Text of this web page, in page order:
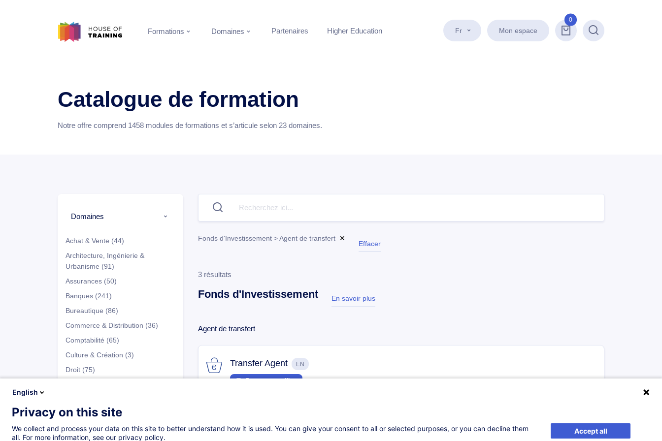
Fr Mon espace
0
Recherche
Formations Domaines Partenaires Higher Education
Catalogue de formation
Notre offre comprend 1458 modules de formations et s’articule selon 23 domaines.
Domaines
Achat & Vente (44)
Architecture, Ingénierie &
Urbanisme (91)
Assurances (50)
Banques (241)
Bureautique (86)
Commerce & Distribution (36)
Comptabilité (65)
Culture & Création (3)
Droit (75)
d’Entreprise (66)
Programmes
Fonds d'Investissement > Agent de transfert ✕
Effacer
3 résultats
Fonds d'Investissement En savoir plus
test
Agent de transfert
Transfer Agent EN
Parcours certifiant
English
Privacy on this site
We collect and process your data on this site to better understand how it is used. You can give your consent to all or selected purposes, or you can decline them
all. For more information, see our privacy policy.
Accept all